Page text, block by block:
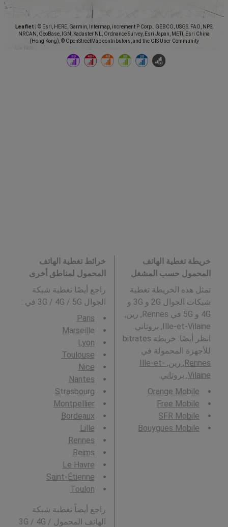
Leaflet
© Esri, HERE, Garmin, Intermap, increment P Corp., GEBCO, USGS, FAO, NPS,
NRCAN, GeoBase, IGN, Kadaster NL, Ordnance Survey, Esri Japan, METI, Esri China
(Hong Kong), © OpenStreetMap contributors, and the GIS User Community
خريطة تغطية الهاتف
المحمول حسب المشغل
تمثل هذه الخريطة تغطية
شبكات الجوال 2G و 3G و
4G و 5G في Rennes, رين,
Ille-et-Vilaine, بروتاني.
انظر أيضًا: خريطة bitrates
للأجهزة المحمولة في
Rennes, رين, Ille-et-
Vilaine, بروتاني
Orange Mobile
Free Mobile
SFR Mobile
Bouygues Mobile
خرائط تغطية الهاتف
المحمول لمناطق أخرى
راجع أيضًا تغطية شبكة
الجوال 3G / 4G / 5G في
:
Paris
Marseille
Lyon
Toulouse
Nice
Nantes
Strasbourg
Montpellier
Bordeaux
Lille
Rennes
Reims
Le Havre
Saint-Étienne
Toulon
راجع أيضاً تغطية شبكة
الهاتف المحمول 3G / 4G /